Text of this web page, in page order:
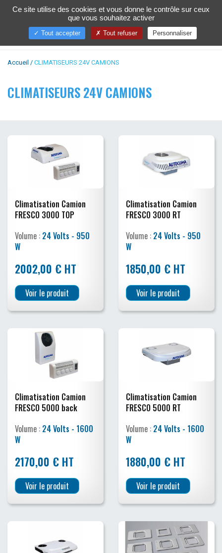
Accueil CLIMATISEURS 24V CAMIONS
CLIMATISEURS 24V CAMIONS
Climatisation Camion
FRESCO 3000 TOP
Volume : 24 Volts - 950
W
2002,00 € HT
Voir le produit
Climatisation Camion
FRESCO 3000 RT
Volume : 24 Volts - 950
W
1850,00 € HT
Voir le produit
Climatisation Camion
FRESCO 5000 back
Volume : 24 Volts - 1600
W
2170,00 € HT
Voir le produit
Climatisation Camion
FRESCO 5000 RT
Volume : 24 Volts - 1600
W
1880,00 € HT
Voir le produit
Ce site utilise des cookies et vous donne le contrôle sur ceux
que vous souhaitez activer
Tout accepter Tout refuser Personnaliser